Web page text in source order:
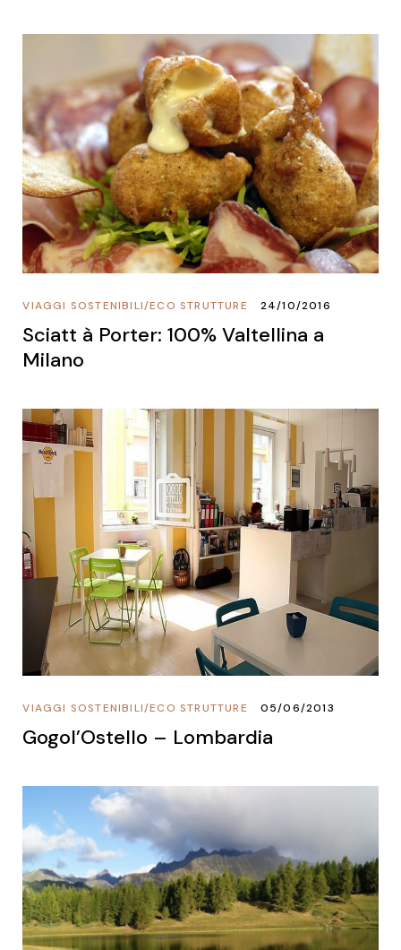
ECO STRUTTURE
/
VIAGGI SOSTENIBILI 24/10/2016
Sciatt à Porter: 100% Valtellina a
Milano
ECO STRUTTURE
/
VIAGGI SOSTENIBILI 05/06/2013
Gogol’Ostello – Lombardia